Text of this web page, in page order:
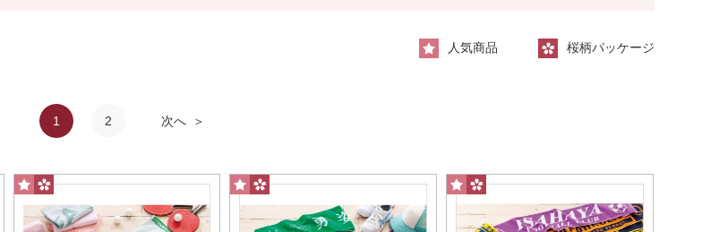
スポーツ中、首にかけたまま顔の汗を拭くのにちょうどいいサイズ
人気商品 桜柄パッケージ
1 2 次へ